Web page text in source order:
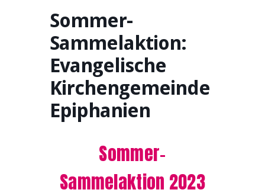
Sommer-
Sammelaktion:
Evangelische
Kirchengemeinde
Epiphanien
Sommer-
Sammelaktion 2023